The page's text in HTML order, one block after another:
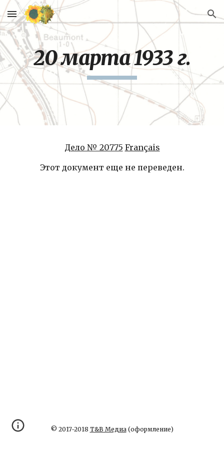
Skip to main content Skip to navigation
20 марта 1933 г.
Дело № 20775 Français
Этот документ еще не переведен.
© 2017-2018 Т&В Медиа(оформление)